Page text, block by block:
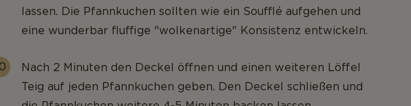
lassen. Die Pfannkuchen sollten wie ein Soufflé aufgehen und
eine wunderbar fluffige "wolkenartige" Konsistenz entwickeln.
Nach 2 Minuten den Deckel öffnen und einen weiteren Löffel
Teig auf jeden Pfannkuchen geben. Den Deckel schließen und